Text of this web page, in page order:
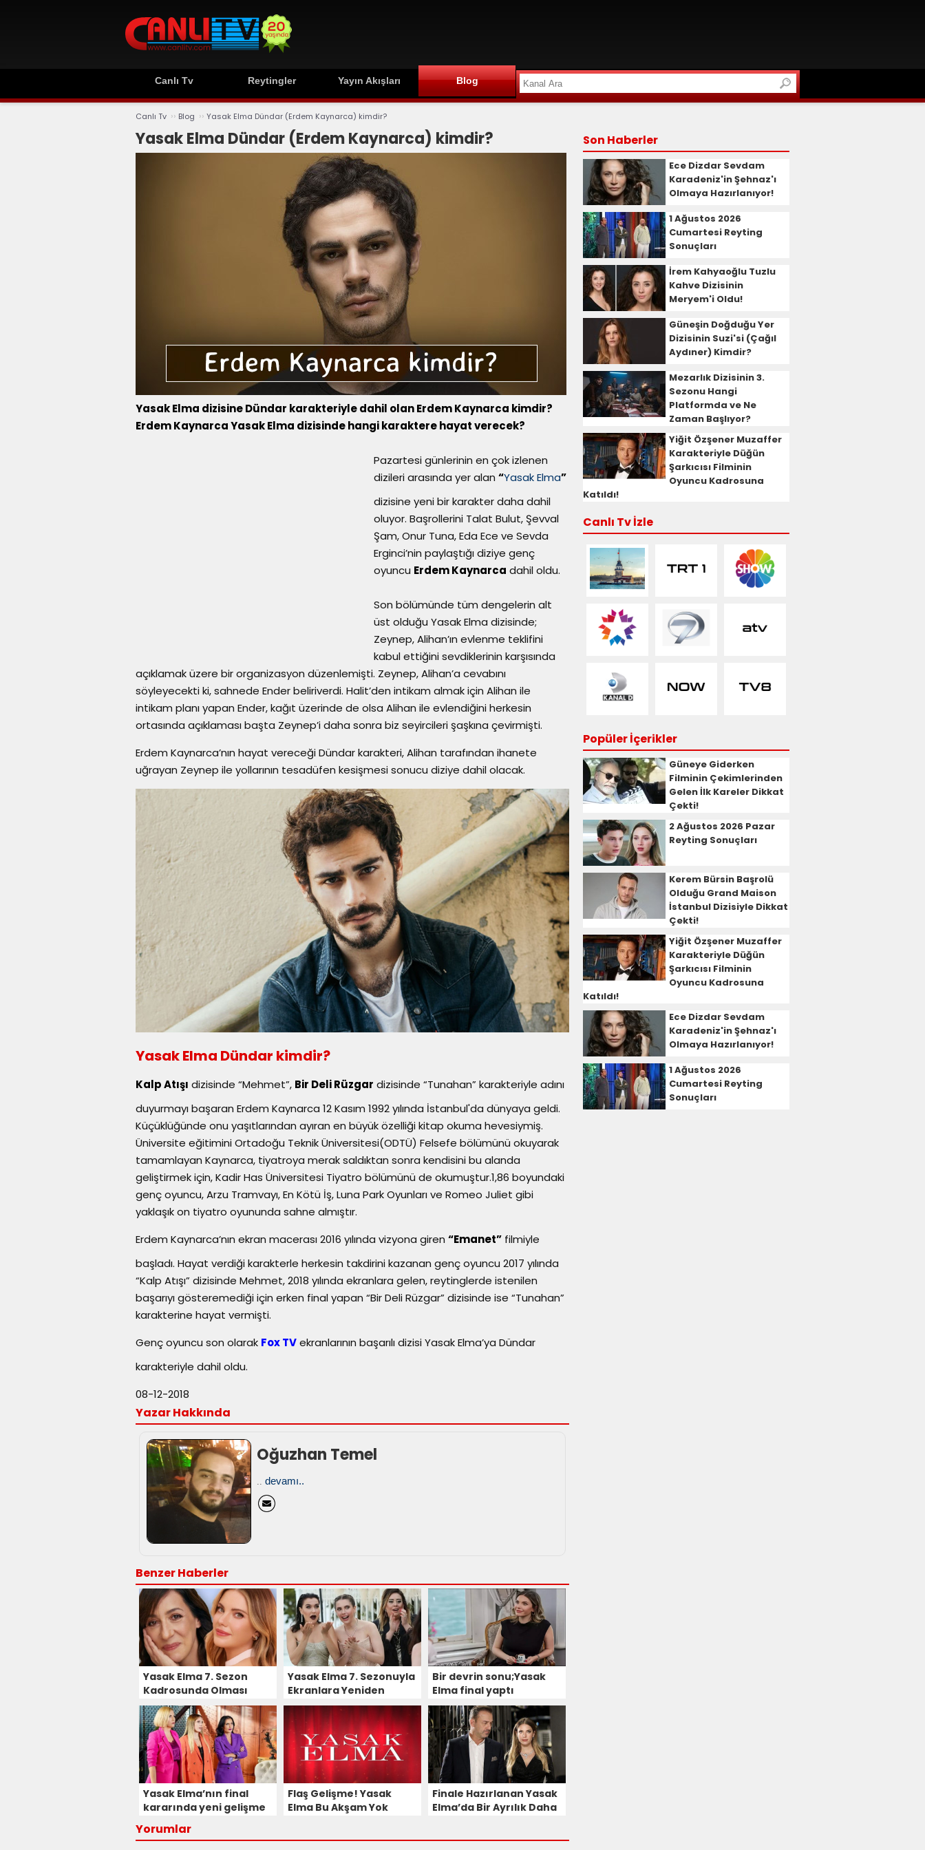
Canlı Tv Reytingler Yayın Akışları Blog
Canlı Tv ›› Blog ›› Yasak Elma Dündar (Erdem Kaynarca) kimdir?
Yasak Elma Dündar (Erdem Kaynarca) kimdir?
Yasak Elma dizisine Dündar karakteriyle dahil olan Erdem Kaynarca kimdir?
Erdem Kaynarca Yasak Elma dizisinde hangi karaktere hayat verecek?
Pazartesi günlerinin en çok izlenen
dizileri arasında yer alan “Yasak Elma”
dizisine yeni bir karakter daha dahil
oluyor. Başrollerini Talat Bulut, Şevval
Şam, Onur Tuna, Eda Ece ve Sevda
Erginci’nin paylaştığı diziye genç
oyuncu Erdem Kaynarca dahil oldu.
Son bölümünde tüm dengelerin alt
üst olduğu Yasak Elma dizisinde;
Zeynep, Alihan’ın evlenme teklifini
kabul ettiğini sevdiklerinin karşısında
açıklamak üzere bir organizasyon düzenlemişti. Zeynep, Alihan’a cevabını
söyleyecekti ki, sahnede Ender beliriverdi. Halit’den intikam almak için Alihan ile
intikam planı yapan Ender, kağıt üzerinde de olsa Alihan ile evlendiğini herkesin
ortasında açıklaması başta Zeynep’i daha sonra biz seyircileri şaşkına çevirmişti.
Erdem Kaynarca’nın hayat vereceği Dündar karakteri, Alihan tarafından ihanete
uğrayan Zeynep ile yollarının tesadüfen kesişmesi sonucu diziye dahil olacak.
Yasak Elma Dündar kimdir?
Kalp Atışı dizisinde “Mehmet”, Bir Deli Rüzgar dizisinde “Tunahan” karakteriyle adını
duyurmayı başaran Erdem Kaynarca 12 Kasım 1992 yılında İstanbul'da dünyaya geldi.
Küçüklüğünde onu yaşıtlarından ayıran en büyük özelliği kitap okuma hevesiymiş.
Üniversite eğitimini Ortadoğu Teknik Üniversitesi(ODTÜ) Felsefe bölümünü okuyarak
tamamlayan Kaynarca, tiyatroya merak saldıktan sonra kendisini bu alanda
geliştirmek için, Kadir Has Üniversitesi Tiyatro bölümünü de okumuştur.1,86 boyundaki
genç oyuncu, Arzu Tramvayı, En Kötü İş, Luna Park Oyunları ve Romeo Juliet gibi
yaklaşık on tiyatro oyununda sahne almıştır.
Erdem Kaynarca’nın ekran macerası 2016 yılında vizyona giren “Emanet” filmiyle
başladı. Hayat verdiği karakterle herkesin takdirini kazanan genç oyuncu 2017 yılında
“Kalp Atışı” dizisinde Mehmet, 2018 yılında ekranlara gelen, reytinglerde istenilen
başarıyı gösteremediği için erken final yapan “Bir Deli Rüzgar” dizisinde ise “Tunahan”
karakterine hayat vermişti.
Genç oyuncu son olarak Fox TVekranlarının başarılı dizisi Yasak Elma’ya Dündar
karakteriyle dahil oldu.
08-12-2018
Yazar Hakkında
Oğuzhan Temel
.. devamı..
Benzer Haberler
Yasak Elma 7. Sezon
Kadrosunda Olması
Beklenen Eda Ece'den
Yeni Proje Atağı!
Yasak Elma 7. Sezonuyla
Ekranlara Yeniden
Dönmeye Hazırlanıyor!
Bir devrin sonu;Yasak
Elma final yaptı
Yasak Elma’nın final
kararında yeni gelişme
Flaş Gelişme! Yasak
Elma Bu Akşam Yok
Finale Hazırlanan Yasak
Elma’da Bir Ayrılık Daha
Yorumlar
Son Haberler
Ece Dizdar Sevdam
Karadeniz'in Şehnaz'ı
Olmaya Hazırlanıyor!
1 Ağustos 2026
Cumartesi Reyting
Sonuçları
İrem Kahyaoğlu Tuzlu
Kahve Dizisinin
Meryem'i Oldu!
Güneşin Doğduğu Yer
Dizisinin Suzi'si (Çağıl
Aydıner) Kimdir?
Mezarlık Dizisinin 3.
Sezonu Hangi
Platformda ve Ne
Zaman Başlıyor?
Yiğit Özşener Muzaffer
Karakteriyle Düğün
Şarkıcısı Filminin
Oyuncu Kadrosuna
Katıldı!
Canlı Tv İzle
Popüler İçerikler
Güneye Giderken
Filminin Çekimlerinden
Gelen İlk Kareler Dikkat
Çekti!
2 Ağustos 2026 Pazar
Reyting Sonuçları
Kerem Bürsin Başrolü
Olduğu Grand Maison
İstanbul Dizisiyle Dikkat
Çekti!
Yiğit Özşener Muzaffer
Karakteriyle Düğün
Şarkıcısı Filminin
Oyuncu Kadrosuna
Katıldı!
Ece Dizdar Sevdam
Karadeniz'in Şehnaz'ı
Olmaya Hazırlanıyor!
1 Ağustos 2026
Cumartesi Reyting
Sonuçları